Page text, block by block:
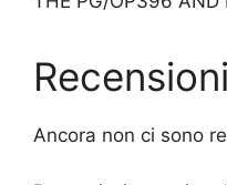
Recensioni
Ancora non ci sono